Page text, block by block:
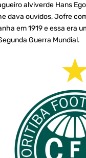
alviverde Hans
dava ouvidos, Jofre
em 1919 e essa era
Guerra Mundial.